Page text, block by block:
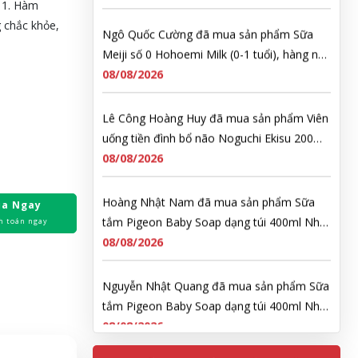
Hàm
khỏe,
Ngay
toán ngay
Ngô Quốc Cường đã mua sản phẩm Sữa
Meiji số 0 Hohoemi Milk (0-1 tuổi), hàng nội
địa Nhật (hộp thiếc 800g)
08/08/2026
Lê Công Hoàng Huy đã mua sản phẩm Viên
uống tiền đình bổ não Noguchi Ekisu 200
Viên
08/08/2026
Hoàng Nhật Nam đã mua sản phẩm Sữa
tắm Pigeon Baby Soap dạng túi 400ml Nhật
Bản
08/08/2026
Nguyễn Nhật Quang đã mua sản phẩm Sữa
tắm Pigeon Baby Soap dạng túi 400ml Nhật
Bản
08/08/2026
Võ Thị Thanh Tươi đã mua sản phẩm Men